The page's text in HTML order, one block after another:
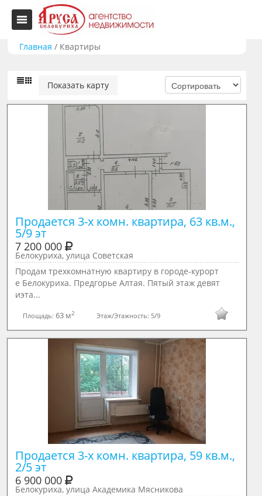
Главная / Квартиры
Показать карту
Продается 3-х комн. квартира, 63 кв.м.,
5/9 эт
7 200 000
Белокуриха, улица Советская
Продам трехкомнатную квартиру в городе-курорт
е Белокуриха. Предгорье Алтая. Пятый этаж девят
иэта...
Площадь:63 м2 Этаж/Этажность: 5/9
Продается 3-х комн. квартира, 59 кв.м.,
2/5 эт
6 900 000
Белокуриха, улица Академика Мясникова